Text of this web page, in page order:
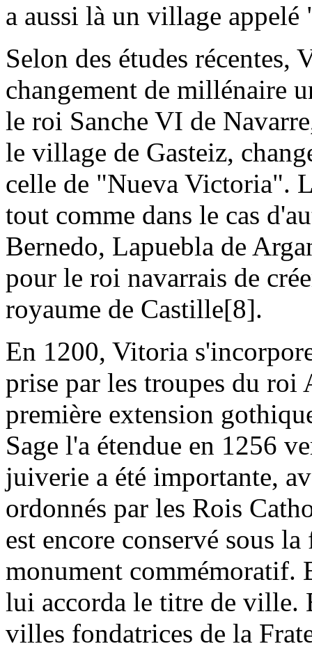
a aussi là un village
Selon des études
changement de millénaire
le roi Sanche VI de
le village de Gasteiz,
celle de "Nueva Victoria".
tout comme dans le cas
Bernedo, Lapuebla de
pour le roi navarrais de
royaume de Castille[8].
En 1200, Vitoria
prise par les troupes du
première extension
Sage l'a étendue en 1256
juiverie a été importante,
ordonnés par les Rois
est encore conservé sous
monument commémoratif.
lui accorda le titre de ville.
villes fondatrices de la